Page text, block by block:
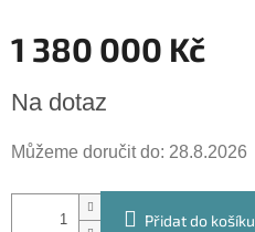
1 380 000 Kč
cena:
Na dotaz
Můžeme doručit do: 28.8.2026
Přidat do košíku